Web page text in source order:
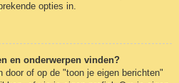
opties in.
en onderwerpen vinden?
of op de "toon je eigen berichten"